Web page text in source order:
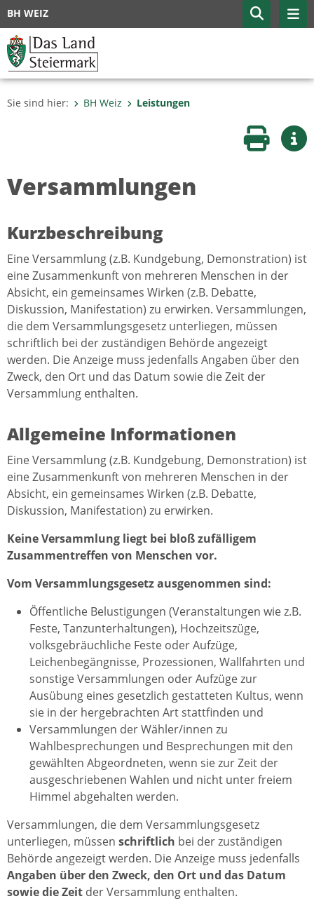
BH WEIZ
Sie sind hier: BH Weiz Leistungen
Seite
Versammlungen
Kurzbeschreibung
Eine Versammlung (z.B. Kundgebung, Demonstration) ist
eine Zusammenkunft von mehreren Menschen in der
Absicht, ein gemeinsames Wirken (z.B. Debatte,
Diskussion, Manifestation) zu erwirken. Versammlungen,
die dem Versammlungsgesetz unterliegen, müssen
schriftlich bei der zuständigen Behörde angezeigt
werden. Die Anzeige muss jedenfalls Angaben über den
Zweck, den Ort und das Datum sowie die Zeit der
Versammlung enthalten.
Allgemeine Informationen
Eine Versammlung (z.B. Kundgebung, Demonstration) ist
eine Zusammenkunft von mehreren Menschen in der
Absicht, ein gemeinsames Wirken (z.B. Debatte,
Diskussion, Manifestation) zu erwirken.
Keine Versammlung liegt bei bloß zufälligem
Zusammentreffen von Menschen vor.
Vom Versammlungsgesetz ausgenommen sind:
Öffentliche Belustigungen (Veranstaltungen wie z.B.
Feste, Tanzunterhaltungen), Hochzeitszüge,
volksgebräuchliche Feste oder Aufzüge,
Leichenbegängnisse, Prozessionen, Wallfahrten und
sonstige Versammlungen oder Aufzüge zur
Ausübung eines gesetzlich gestatteten Kultus, wenn
sie in der hergebrachten Art stattfinden und
Versammlungen der Wähler/innen zu
Wahlbesprechungen und Besprechungen mit den
gewählten Abgeordneten, wenn sie zur Zeit der
ausgeschriebenen Wahlen und nicht unter freiem
Himmel abgehalten werden.
Versammlungen, die dem Versammlungsgesetz
unterliegen, müssen schriftlich bei der zuständigen
Behörde angezeigt werden. Die Anzeige muss jedenfalls
Angaben über den Zweck, den Ort und das Datum
sowie die Zeit der Versammlung enthalten.